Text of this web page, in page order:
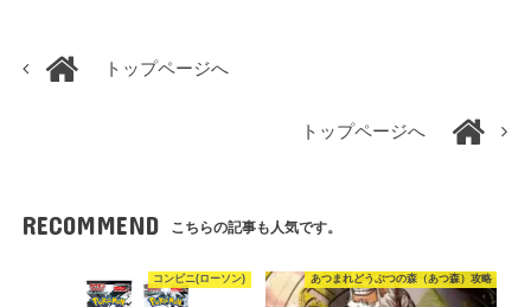
トップページへ
トップページへ
RECOMMEND こちらの記事も人気です。
コンビニ(ローソン) あつまれどうぶつの森（あつ森）攻略